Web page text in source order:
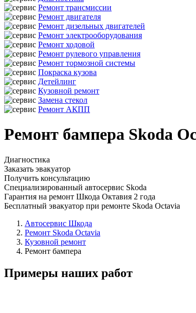
Ремонт трансмиссии
Ремонт двигателя
Ремонт дизельных двигателей
Ремонт электрооборудования
Ремонт ходовой
Ремонт рулевого управления
Ремонт тормозной системы
Покраска кузова
Детейлинг
Кузовной ремонт
Замена стекол
Ремонт АКПП
Ремонт бампера Skoda
Диагностика
Заказать эвакуатор
Получить консультацию
Специализированный автосервис Skoda
Гарантия на ремонт Шкода Октавия 2 года
Бесплатный эвакуатор при ремонте Skoda Octavia
Автосервис Шкода
Ремонт Skoda Octavia
Кузовной ремонт
Ремонт бампера
Примеры наших работ